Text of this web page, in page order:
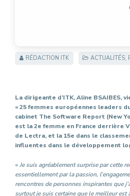
RÉDACTION ITK ACTUALITÉS,
La dirigeante d’ITK, Aline BSAIBES,
« 25 femmes européennes leaders
cabinet The Software Report (New
est la 2e femme en France derrière
de Lectra, et la 15e dans le
influentes dans le développement
«Je suis agréablement surprise par cette
essentiellement par la passion,
rencontres de personnes inspirantes que
surtout je suis certaine que le meilleur est